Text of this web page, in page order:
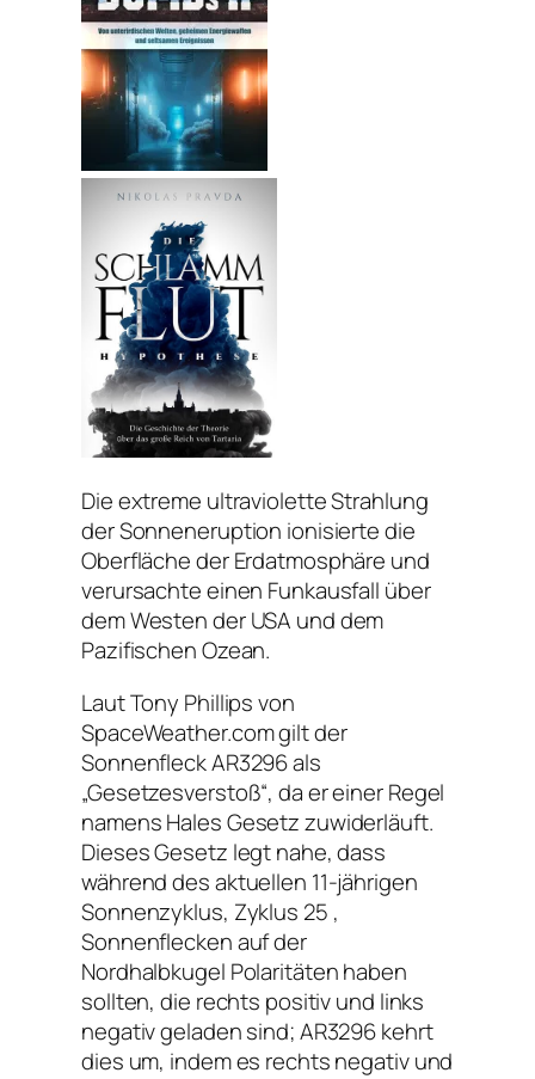
Die extreme ultraviolette Strahlung
der Sonneneruption ionisierte die
Oberfläche der Erdatmosphäre und
verursachte einen Funkausfall über
dem Westen der USA und dem
Pazifischen Ozean.
Laut Tony Phillips von
SpaceWeather.com gilt der
Sonnenfleck AR3296 als
„Gesetzesverstoß“, da er einer Regel
namens Hales Gesetz zuwiderläuft.
Dieses Gesetz legt nahe, dass
während des aktuellen 11-jährigen
Sonnenzyklus, Zyklus 25 ,
Sonnenflecken auf der
Nordhalbkugel Polaritäten haben
sollten, die rechts positiv und links
negativ geladen sind; AR3296 kehrt
dies um, indem es rechts negativ und